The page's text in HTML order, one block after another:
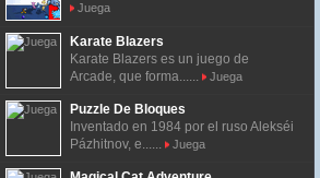
Juega
Karate Blazers
Karate Blazers es un juego de
Arcade, que forma......
Juega
Puzzle De Bloques
Inventado en 1984 por el ruso Alekséi
Pázhitnov, e......
Juega